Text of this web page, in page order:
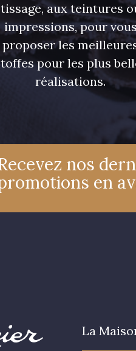
tissage, aux teintures
impressions, pour
proposer les
pour les plus
réalisations.
nos
en
La